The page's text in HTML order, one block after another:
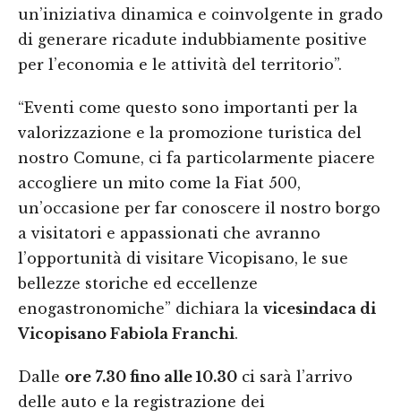
un’iniziativa dinamica e coinvolgente in grado
di generare ricadute indubbiamente positive
per l’economia e le attività del territorio”.
“Eventi come questo sono importanti per la
valorizzazione e la promozione turistica del
nostro Comune, ci fa particolarmente piacere
accogliere un mito come la Fiat 500,
un’occasione per far conoscere il nostro borgo
a visitatori e appassionati che avranno
l’opportunità di visitare Vicopisano, le sue
bellezze storiche ed eccellenze
enogastronomiche” dichiara la vicesindaca di
Vicopisano Fabiola Franchi.
Dalle ore 7.30 fino alle 10.30 ci sarà l’arrivo
delle auto e la registrazione dei